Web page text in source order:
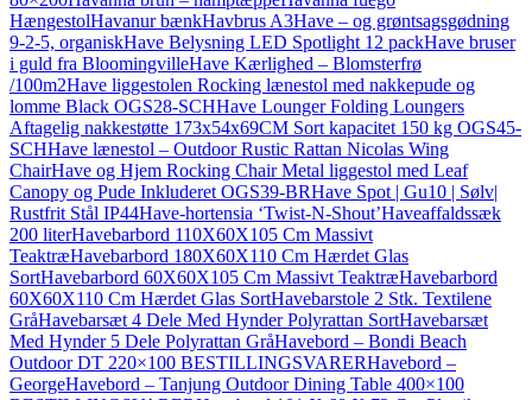
HængestolHavanur bænkHavbrus A3Have – og grøntsagsgødning
9-2-5, organiskHave Belysning LED Spotlight 12 packHave bruser
i guld fra BloomingvilleHave Kærlighed – Blomsterfrø
/100m2Have liggestolen Rocking lænestol med nakkepude og
lomme Black OGS28-SCHHave Lounger Folding Loungers
Aftagelig nakkestøtte 173x54x69CM Sort kapacitet 150 kg OGS45-
SCHHave lænestol – Outdoor Rustic Rattan Nicolas Wing
ChairHave og Hjem Rocking Chair Metal liggestol med Leaf
Canopy og Pude Inkluderet OGS39-BRHave Spot | Gu10 | Sølv|
Rustfrit Stål IP44Have-hortensia ‘Twist-N-Shout’Haveaffaldssæk
200 literHavebarbord 110X60X105 Cm Massivt
TeaktræHavebarbord 180X60X110 Cm Hærdet Glas
SortHavebarbord 60X60X105 Cm Massivt TeaktræHavebarbord
60X60X110 Cm Hærdet Glas SortHavebarstole 2 Stk. Textilene
GråHavebarsæt 4 Dele Med Hynder Polyrattan SortHavebarsæt
Med Hynder 5 Dele Polyrattan GråHavebord – Bondi Beach
Outdoor DT 220×100 BESTILLINGSVARERHavebord –
GeorgeHavebord – Tanjung Outdoor Dining Table 400×100